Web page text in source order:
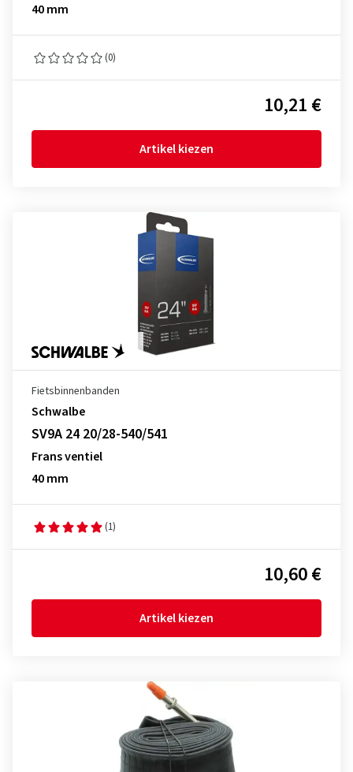
40 mm
(0)
10,21 €
Artikel kiezen
Fietsbinnenbanden
Schwalbe
SV9A 24 20/28-540/541
Frans ventiel
40 mm
(1)
10,60 €
Artikel kiezen